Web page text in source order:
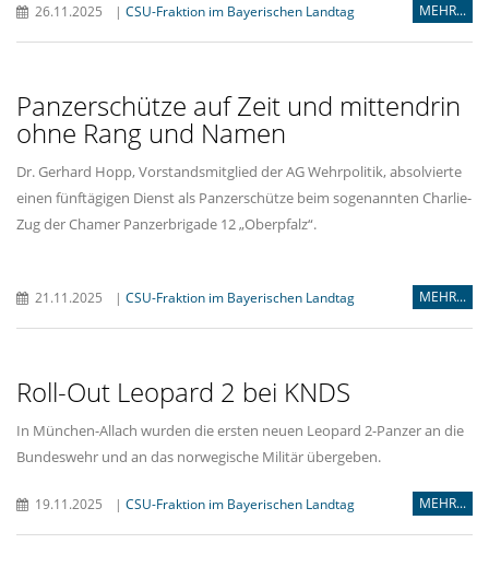
26.11.2025 | CSU-Fraktion im Bayerischen Landtag MEHR...
Panzerschütze auf Zeit und mittendrin
ohne Rang und Namen
Dr. Gerhard Hopp, Vorstandsmitglied der AG Wehrpolitik, absolvierte
einen fünftägigen Dienst als Panzerschütze beim sogenannten Charlie-
Zug der Chamer Panzerbrigade 12 „Oberpfalz“.
21.11.2025 | CSU-Fraktion im Bayerischen Landtag MEHR...
Roll-Out Leopard 2 bei KNDS
In München-Allach wurden die ersten neuen Leopard 2-Panzer an die
Bundeswehr und an das norwegische Militär übergeben.
19.11.2025 | CSU-Fraktion im Bayerischen Landtag MEHR...